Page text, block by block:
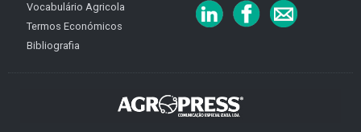
Vocabulário Agricola
Termos Económicos
Bibliografia